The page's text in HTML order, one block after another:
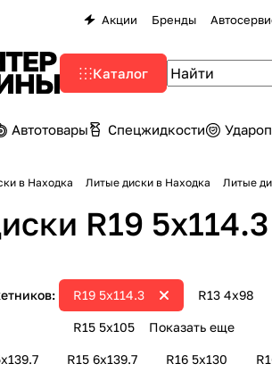
Акции Бренды
Каталог
Автотовары Спецжидкости
в Находка Литые диски в Находка
R19
R13 4х98
R15 5x105
R19 5х114.3
Показать еще
R15 6х139.7 R16 5х130